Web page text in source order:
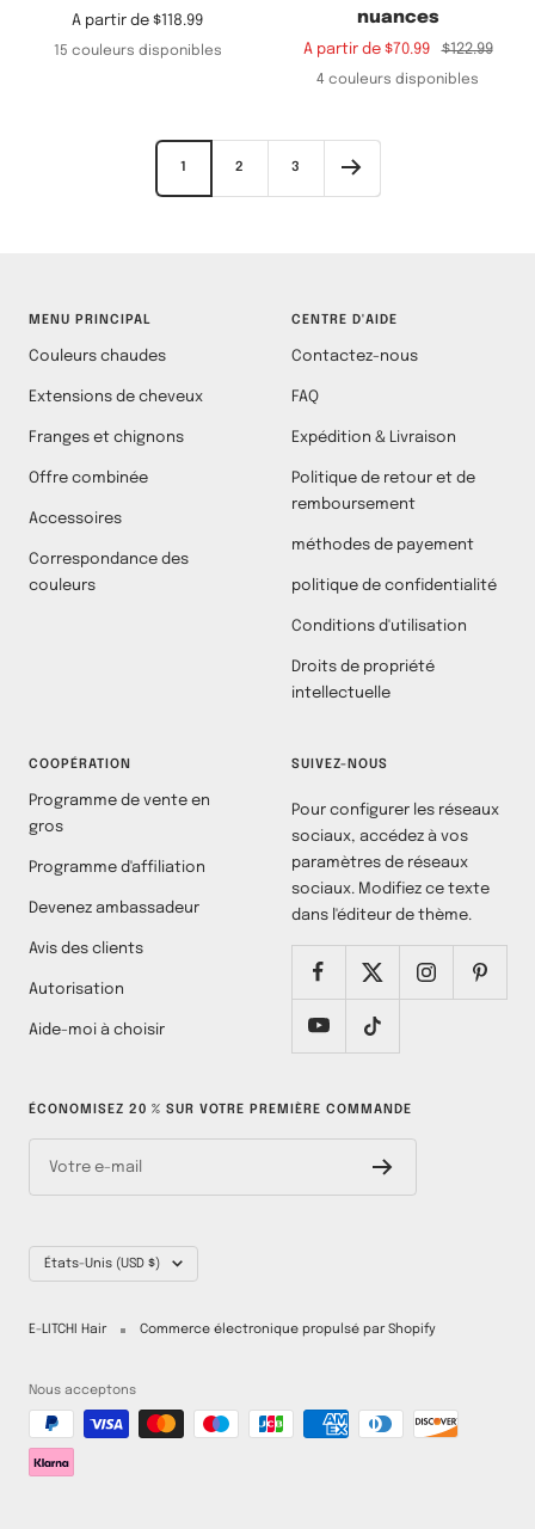
Prix
de
A partir de $118.99
15 couleurs disponibles
nuances
Prix
de
A partir de $70.99
Prix
normal
$122.99
4 couleurs disponibles
1 2 3
MENU PRINCIPAL
Couleurs chaudes
Extensions de cheveux
Franges et chignons
Offre combinée
Accessoires
Correspondance des
couleurs
CENTRE D'AIDE
Contactez-nous
FAQ
Expédition & Livraison
Politique de retour et de
remboursement
méthodes de payement
politique de confidentialité
Conditions d'utilisation
Droits de propriété
intellectuelle
COOPÉRATION
Programme de vente en
gros
Programme d'affiliation
Devenez ambassadeur
Avis des clients
Autorisation
Aide-moi à choisir
SUIVEZ-NOUS
Pour configurer les réseaux
sociaux, accédez à vos
paramètres de réseaux
sociaux. Modifiez ce texte
dans l'éditeur de thème.
ÉCONOMISEZ 20 % SUR VOTRE PREMIÈRE COMMANDE
Votre e-mail
Pays/région
États-Unis (USD $)
E-LITCHI Hair Commerce électronique propulsé par Shopify
Nous acceptons